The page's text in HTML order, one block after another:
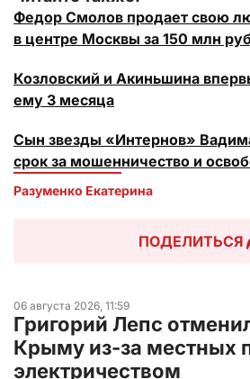
Федор Смолов продает свою
в центре Москвы за 150 млн
Козловский и Акиньшина
ему 3 месяца
Сын звезды «Интернов»
срок за мошенничество и
Разуменко Екатерина
ПОДЕЛИТЬСЯ
06 августа 2026, 11:59
Григорий Лепс
Крыму из-за местных
электричеством